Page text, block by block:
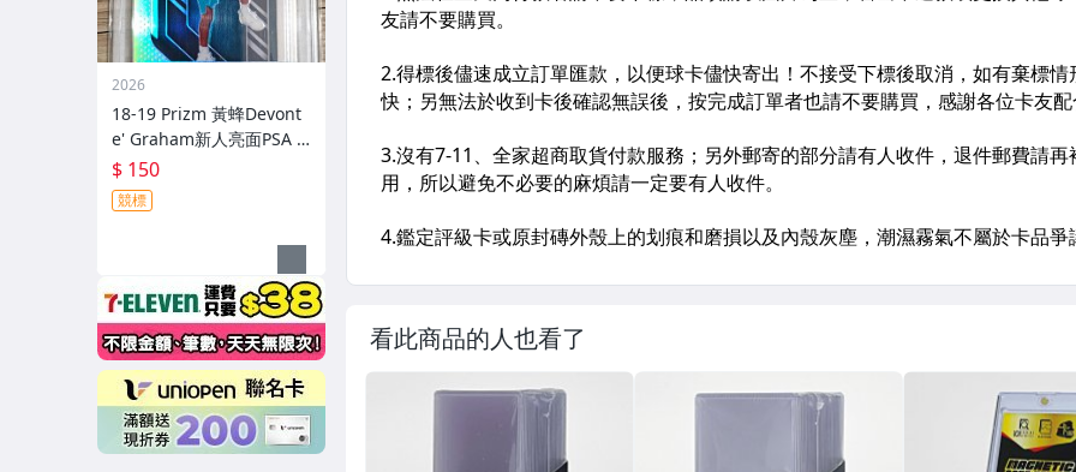
看此商品的人也看了
2026
18-19 Prizm 黃蜂Devont
e' Graham新人亮面PSA 9
鑑定卡～看漲中(NO Patch
球衣 簽名）
$ 150
競標